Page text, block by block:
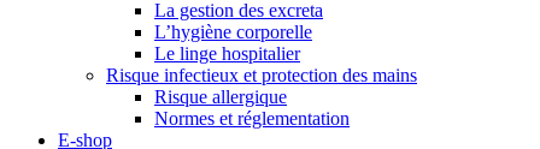
La gestion des excreta
L’hygiène corporelle
Le linge hospitalier
Risque infectieux et protection des mains
Risque allergique
Normes et réglementation
E-shop